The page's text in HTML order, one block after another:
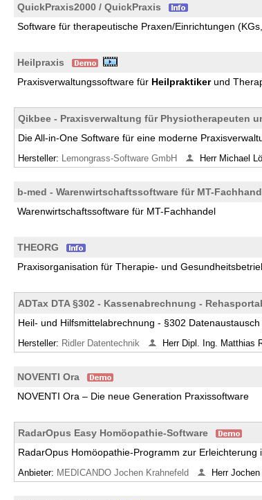
QuickPraxis2000 / QuickPraxis
Software für therapeutische Praxen/Einrichtungen
Heilpraxis
Praxisverwaltungssoftware für Heilpraktikerund
Qikbee - Praxisverwaltung für Physiotherapeuten
Die All-in-One Software für eine moderne
Hersteller: Lemongrass-Software GmbH Herr Michael
b-med - Warenwirtschaftssoftware für MT-
Warenwirtschaftssoftware für MT-Fachhandel
THEORG
Praxisorganisation für Therapie- und
ADTax DTA §302 - Kassenabrechnung -
Heil- und Hilfsmittelabrechnung - §302
Hersteller: Ridler Datentechnik Herr Dipl. Ing. Matthias
NOVENTI Ora
NOVENTI Ora – Die neue Generation Praxissoftware
RadarOpus Easy Homöopathie-Software
RadarOpus Homöopathie-Programm zur
Anbieter: MEDICANDO Jochen Krahnefeld Herr